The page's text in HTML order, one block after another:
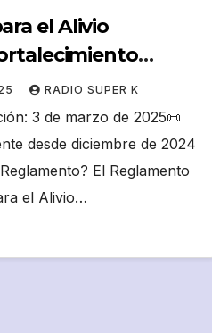
el Alivio
RADIO SUPER K
3 de marzo de 2025📜
desde diciembre de 2024
El Reglamento
el Alivio…